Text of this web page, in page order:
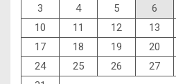
3
4 5 6
10
11 12 13
17
18 19 20
24
25 26 27